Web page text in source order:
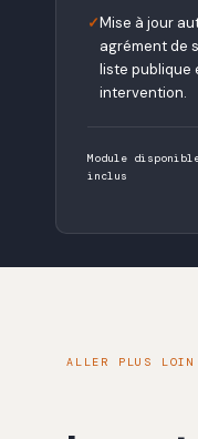
✓Mise à jour
agrément de
liste publique
intervention.
Module
inclus
ALLER PLUS LOIN